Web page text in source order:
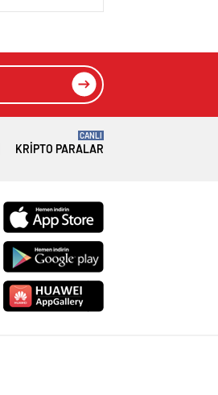
KRIPTO PARALAR
CANLI